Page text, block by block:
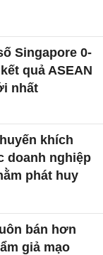
Singapore 0-
quả ASEAN
nhất
khích
doanh nghiệp
phát huy
bán hơn
giả mạo